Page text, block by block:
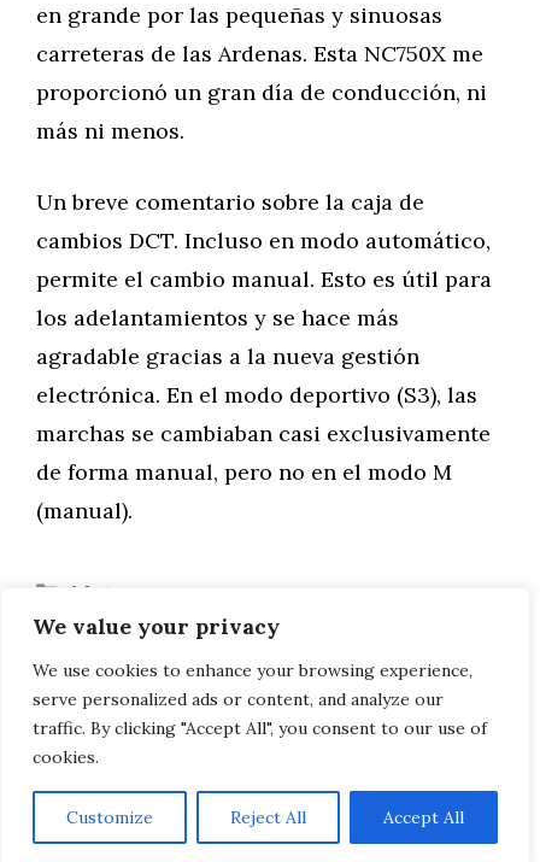
We value your privacy
We use cookies to enhance your browsing experience,
serve personalized ads or content, and analyze our
traffic. By clicking "Accept All", you consent to our use of
cookies.
Customize Reject All Accept All
en grande por las pequeñas y sinuosas
carreteras de las Ardenas. Esta NC750X me
proporcionó un gran día de conducción, ni
más ni menos.
Un breve comentario sobre la caja de
cambios DCT. Incluso en modo automático,
permite el cambio manual. Esto es útil para
los adelantamientos y se hace más
agradable gracias a la nueva gestión
electrónica. En el modo deportivo (S3), las
marchas se cambiaban casi exclusivamente
de forma manual, pero no en el modo M
(manual).
Categorías
Motor
DUCATI SUPERSPORT S
YAMAHA TRACER 900 GT, LO MISMO
PERO MEJOR
AVISO LEGAL, POLITICA DE PRIVACIDAD, COOKIES